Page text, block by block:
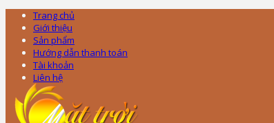
Trang chủ
Giới thiệu
Sản phẩm
Hướng dẫn thanh toán
Tài khoản
Liên hệ